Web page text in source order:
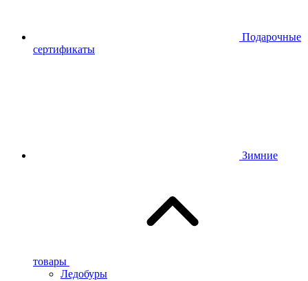
Подарочные
сертификаты
Зимние
товары
Ледобуры